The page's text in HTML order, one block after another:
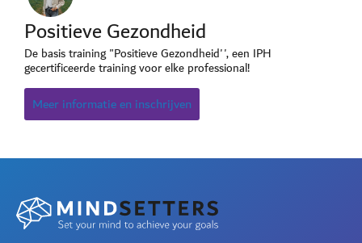
Positieve Gezondheid
De basis training "Positieve Gezondheid'', een IPH
gecertificeerde training voor elke professional!
Meer informatie en inschrijven